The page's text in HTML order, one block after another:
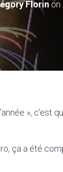
Florin on
», c’est
ça a été